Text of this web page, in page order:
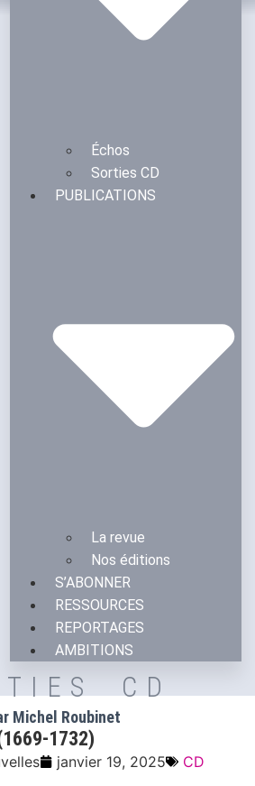
Échos
Sorties CD
PUBLICATIONS
La revue
Nos éditions
S’ABONNER
RESSOURCES
REPORTAGES
AMBITIONS
CD
Michel Roubinet
1732)
janvier 19, 2025 CD